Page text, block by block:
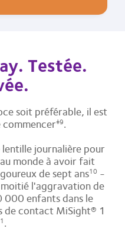
Testée.
soit préférable, il est
‡9.
journalière pour
monde à avoir fait
de sept ans10 -
l'aggravation de
000 enfants dans le
de contact MiSight® 1
.